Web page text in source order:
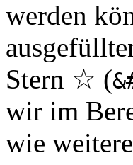
werden
Stern ☆ (
wir im
wie